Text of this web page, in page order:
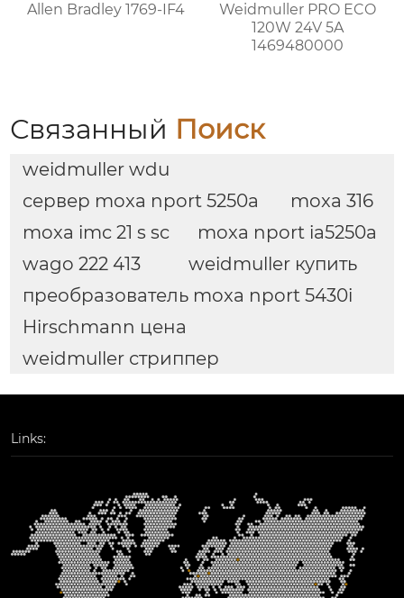
Allen Bradley 1769-IF4
Weidmuller PRO ECO
120W 24V 5A
1469480000
Связанный Поиск
weidmuller wdu
сервер moxa nport 5250a
moxa 316
moxa imc 21 s sc
moxa nport ia5250a
wago 222 413
weidmuller купить
преобразователь moxa nport 5430i
Hirschmann цена
weidmuller стриппер
Links: